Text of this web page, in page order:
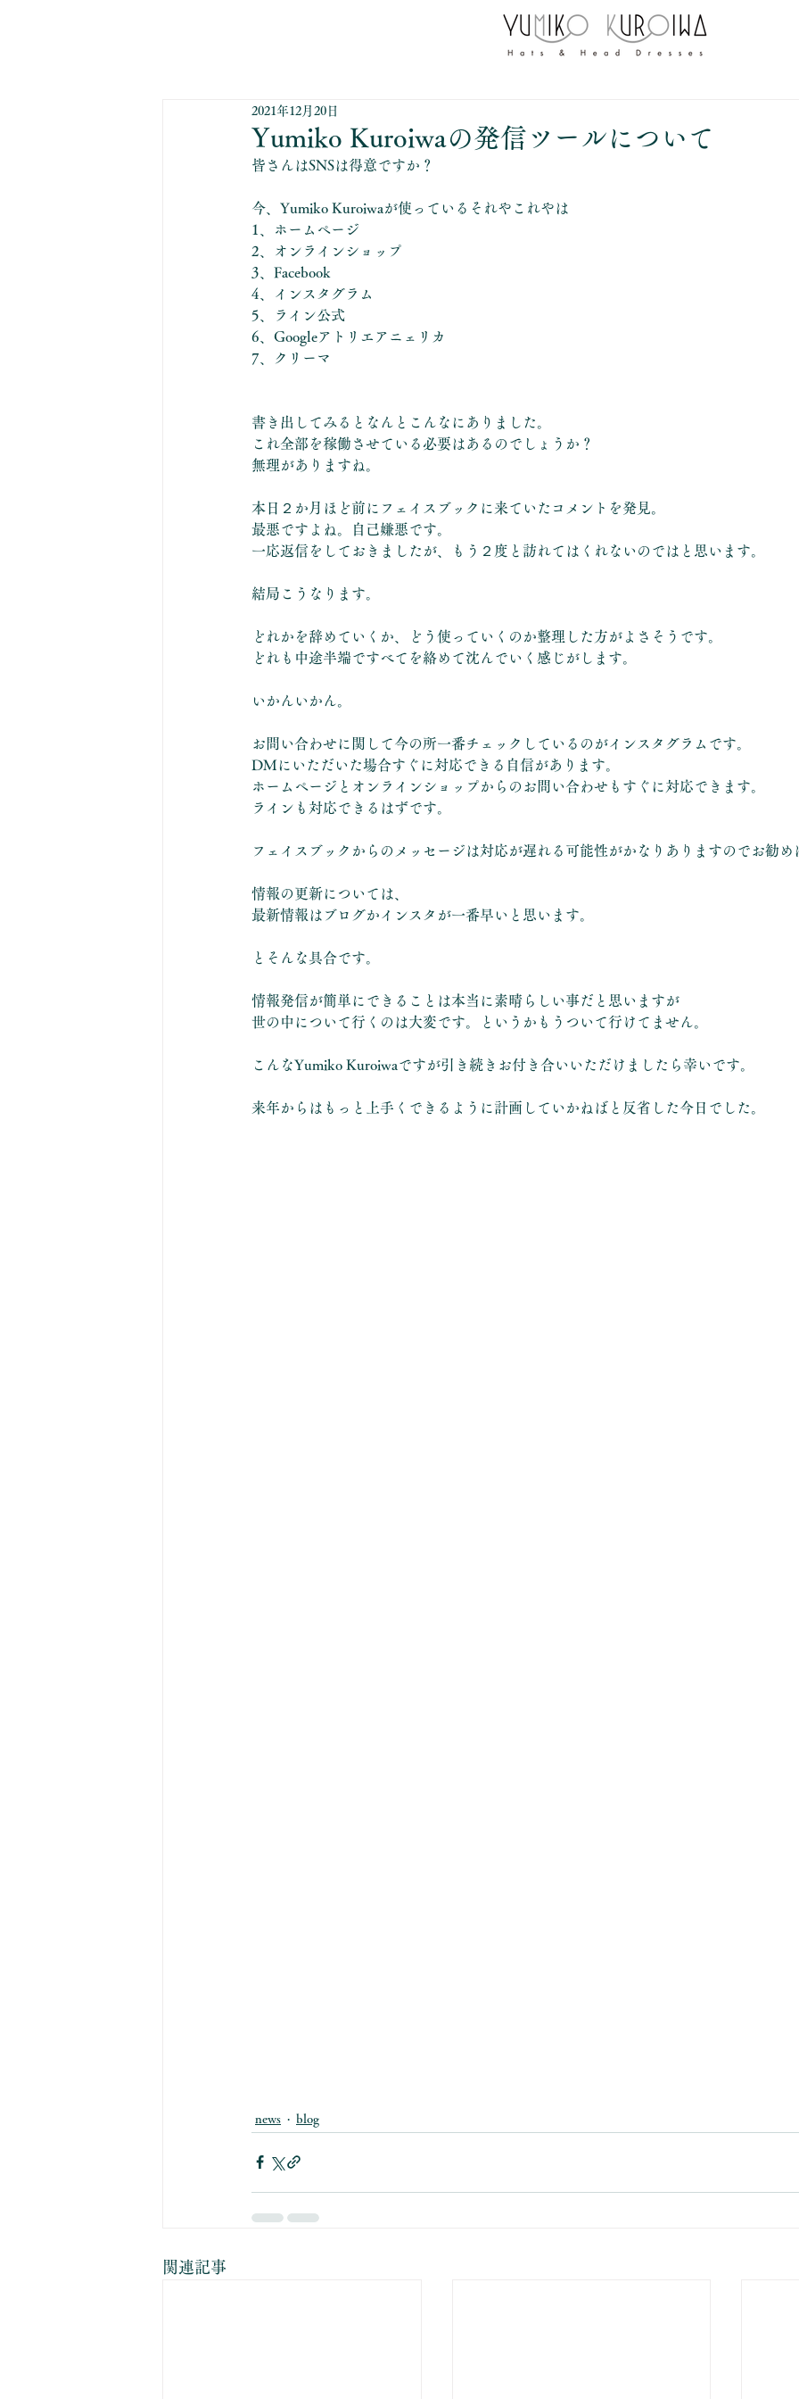
Yumiko Kuroiwaの発信ツールについて
2021年12月20日
皆さんはSNSは得意ですか？
今、Yumiko Kuroiwaが使っているそれやこれやは
1、ホームページ
2、オンラインショップ
3、Facebook
4、インスタグラム
5、ライン公式
6、Googleアトリエアニェリカ
7、クリーマ
書き出してみるとなんとこんなにありました。
これ全部を稼働させている必要はあるのでしょうか？
無理がありますね。
本日２か月ほど前にフェイスブックに来ていたコメントを発見。
最悪ですよね。自己嫌悪です。
一応返信をしておきましたが、もう２度と訪れてはくれないのではと思います。
結局こうなります。
どれかを辞めていくか、どう使っていくのか整理した方がよさそうです。
どれも中途半端ですべてを絡めて沈んでいく感じがします。
いかんいかん。
お問い合わせに関して今の所一番チェックしているのがインスタグラムです。
DMにいただいた場合すぐに対応できる自信があります。
ホームページとオンラインショップからのお問い合わせもすぐに対応できます。
ラインも対応できるはずです。
フェイスブックからのメッセージは対応が遅れる可能性がかなりありますのでお勧め
情報の更新については、
最新情報はブログかインスタが一番早いと思います。
とそんな具合です。
情報発信が簡単にできることは本当に素晴らしい事だと思いますが
世の中について行くのは大変です。というかもうついて行けてません。
こんなYumiko Kuroiwaですが引き続きお付き合いいただけましたら幸いです。
来年からはもっと上手くできるように計画していかねばと反省した今日でした。
news blog
関連記事